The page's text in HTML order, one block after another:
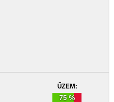
ŰZEM:
75 %